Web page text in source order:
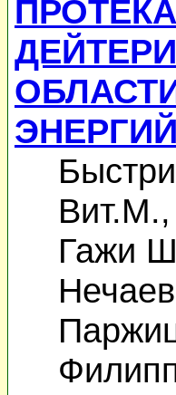
Вит.М.
Гажи